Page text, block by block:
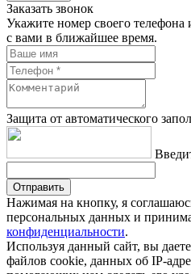
Заказать звонок
Укажите номер своего
с вами в ближайшее время.
Защита от автоматического
Отправить
Нажимая на кнопку, я
персональных данных и
конфиденциальности.
Используя данный сайт, вы
файлов cookie, данных об IP-